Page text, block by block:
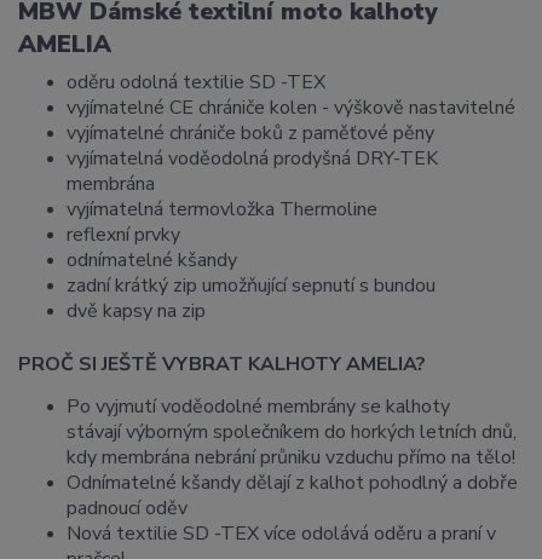
MBW Dámské textilní moto kalhoty
AMELIA
oděru odolná textilie SD -TEX
vyjímatelné CE chrániče kolen - výškově nastavitelné
vyjímatelné chrániče boků z paměťové pěny
vyjímatelná voděodolná prodyšná DRY-TEK
membrána
vyjímatelná termovložka Thermoline
reflexní prvky
odnímatelné kšandy
zadní krátký zip umožňující sepnutí s bundou
dvě kapsy na zip
PROČ SI JEŠTĚ VYBRAT KALHOTY AMELIA?
Po vyjmutí voděodolné membrány se kalhoty
stávají výborným společníkem do horkých letních dnů,
kdy membrána nebrání průniku vzduchu přímo na tělo!
Odnímatelné kšandy dělají z kalhot pohodlný a dobře
padnoucí oděv
Nová textilie SD -TEX více odolává oděru a praní v